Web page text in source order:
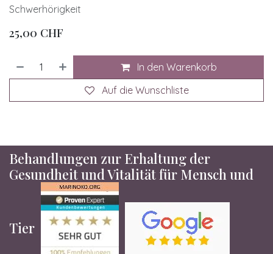
Schwerhörigkeit
25,00 CHF
In den Warenkorb
Auf die Wunschliste
Behandlungen zur Erhaltung der
Gesundheit und Vitalität für Mensch und
Tier